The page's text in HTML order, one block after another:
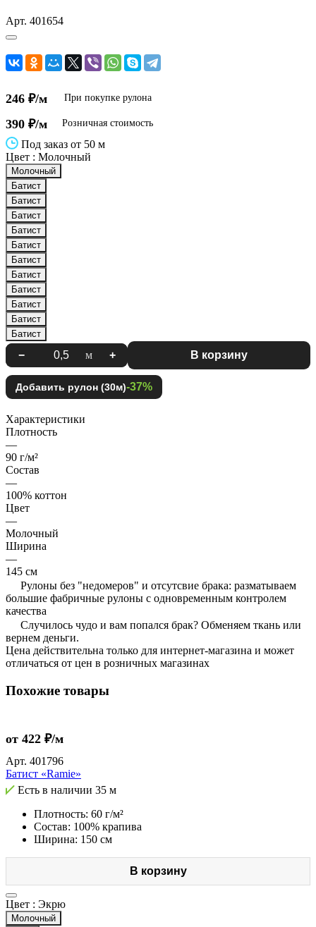
Арт. 401654
246 ₽/м При покупке рулона
390 ₽/м Розничная стоимость
Под заказ от 50 м
Цвет : Молочный
Молочный
Батист
Батист
Батист
Батист
Батист
Батист
Батист
Батист
Батист
Батист
Батист
− м + В корзину
Добавить рулон (30м)-37%
Характеристики
Плотность
—
90 г/м²
Состав
—
100% коттон
Цвет
—
Молочный
Ширина
—
145 см
Рулоны без "недомеров" и отсутсвие брака: разматываем
большие фабричные рулоны с одновременным контролем
качества
Случилось чудо и вам попался брак? Обменяем ткань или
вернем деньги.
Цена действительна только для интернет-магазина и может
отличаться от цен в розничных магазинах
Похожие товары
от 422 ₽/м
Арт. 401796
Батист «Ramie»
Есть в наличии 35 м
Плотность: 60 г/м²
Состав: 100% крапива
Ширина: 150 см
В корзину
Цвет : Экрю
Молочный